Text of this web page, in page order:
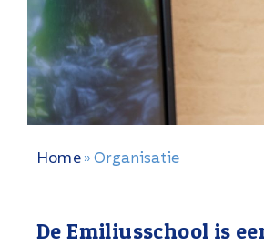
Home» Organisatie
De Emiliusschool is